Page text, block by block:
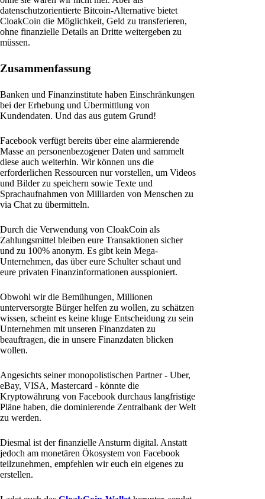
datenschutzorientierte Bitcoin-Alternative bietet
CloakCoin die Möglichkeit, Geld zu transferieren,
ohne finanzielle Details an Dritte weitergeben zu
müssen.
Zusammenfassung
Banken und Finanzinstitute haben Einschränkungen
bei der Erhebung und Übermittlung von
Kundendaten. Und das aus gutem Grund!
Facebook verfügt bereits über eine alarmierende
Masse an personenbezogener Daten und sammelt
diese auch weiterhin. Wir können uns die
erforderlichen Ressourcen nur vorstellen, um Videos
und Bilder zu speichern sowie Texte und
Sprachaufnahmen von Milliarden von Menschen zu
via Chat zu übermitteln.
Durch die Verwendung von CloakCoin als
Zahlungsmittel bleiben eure Transaktionen sicher
und zu 100% anonym. Es gibt kein Mega-
Unternehmen, das über eure Schulter schaut und
eure privaten Finanzinformationen ausspioniert.
Obwohl wir die Bemühungen, Millionen
unterversorgte Bürger helfen zu wollen, zu schätzen
wissen, scheint es keine kluge Entscheidung zu sein
Unternehmen mit unseren Finanzdaten zu
beauftragen, die in unsere Finanzdaten blicken
wollen.
Angesichts seiner monopolistischen Partner - Uber,
eBay, VISA, Mastercard - könnte die
Kryptowährung von Facebook durchaus langfristige
Pläne haben, die dominierende Zentralbank der Welt
zu werden.
Diesmal ist der finanzielle Ansturm digital. Anstatt
jedoch am monetären Ökosystem von Facebook
teilzunehmen, empfehlen wir euch ein eigenes zu
erstellen.